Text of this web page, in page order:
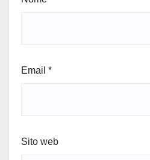
Email *
Sito web